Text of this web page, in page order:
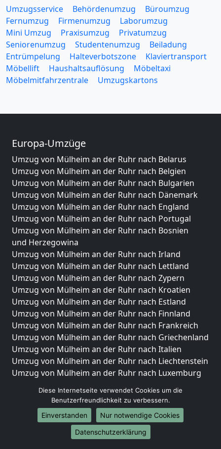
Umzugsservice Behördenumzug
Büroumzug
Fernumzug
Firmenumzug
Laborumzug
Mini Umzug
Praxisumzug
Privatumzug
Seniorenumzug
Studentenumzug
Beiladung
Entrümpelung
Halteverbotszone
Klaviertransport
Möbellift
Haushaltsauflösung
Möbeltaxi
Möbelmitfahrzentrale
Umzugskartons
Europa-Umzüge
Umzug von Mülheim an der Ruhr nach Belarus
Umzug von Mülheim an der Ruhr nach Belgien
Umzug von Mülheim an der Ruhr nach Bulgarien
Umzug von Mülheim an der Ruhr nach Dänemark
Umzug von Mülheim an der Ruhr nach England
Umzug von Mülheim an der Ruhr nach Portugal
Umzug von Mülheim an der Ruhr nach Bosnien
und Herzegowina
Umzug von Mülheim an der Ruhr nach Irland
Umzug von Mülheim an der Ruhr nach Lettland
Umzug von Mülheim an der Ruhr nach Zypern
Umzug von Mülheim an der Ruhr nach Kroatien
Umzug von Mülheim an der Ruhr nach Estland
Umzug von Mülheim an der Ruhr nach Finnland
Umzug von Mülheim an der Ruhr nach Frankreich
Umzug von Mülheim an der Ruhr nach Griechenland
Umzug von Mülheim an der Ruhr nach Italien
Umzug von Mülheim an der Ruhr nach Liechtenstein
Umzug von Mülheim an der Ruhr nach Luxemburg
Umzug von Mülheim an der Ruhr nach Norwegen
Umzüge-Deutschlandweit
Umzug von Mülheim an der Ruhr nach Berlin
Diese Internetseite verwendet Cookies um die
Benutzerfreundlichkeit zu verbessern.
Einverstanden
Nur notwendige Cookies
Datenschutzerklärung